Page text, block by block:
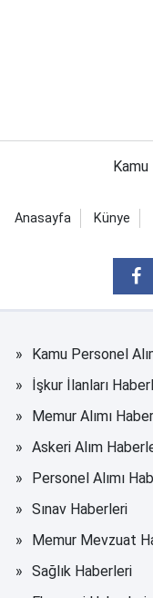
Anasayfa Künye
Kamu Personel
İşkur İlanları
Memur Alımı
Askeri Alım
Personel Alımı
Sınav Haberleri
Memur Mevzuat
Sağlık Haberleri